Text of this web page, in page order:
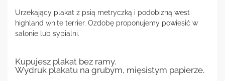
Urzekający plakat z psią metryczką i podobizną west
highland white terrier. Ozdobę proponujemy powiesić w
salonie lub sypialni.
Kupujesz plakat bez ramy.
Wydruk plakatu na grubym, mięsistym papierze.